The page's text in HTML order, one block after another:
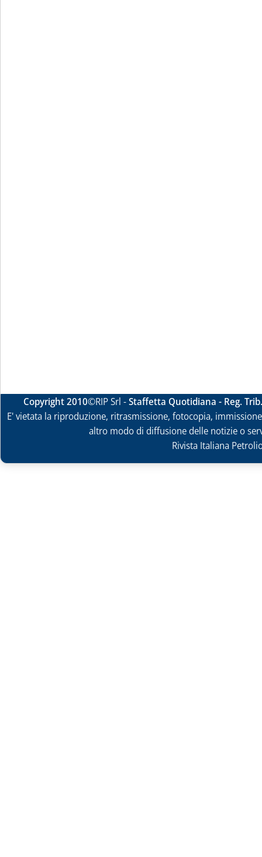
Copyright 2010©RIP Srl -Staffetta Quotidiana - Reg.
E' vietata la riproduzione, ritrasmissione, fotocopia,
altro modo di diffusione delle notizie o
Rivista Italiana